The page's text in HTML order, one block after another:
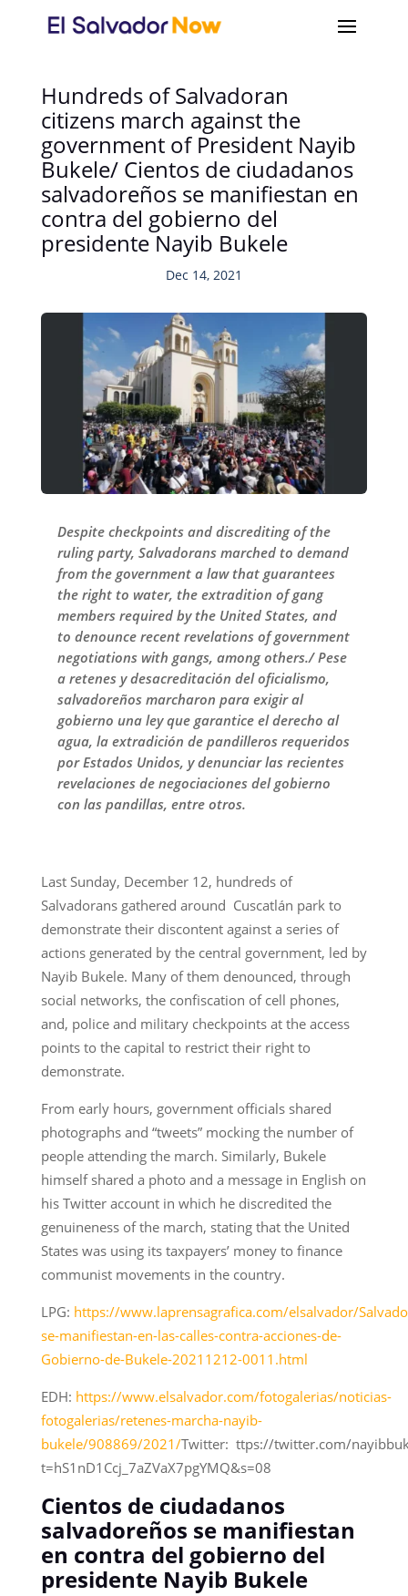
Hundreds of Salvadoran
citizens march against the
government of President Nayib
Bukele/ Cientos de ciudadanos
salvadoreños se manifiestan en
contra del gobierno del
presidente Nayib Bukele
Dec 14, 2021
Despite checkpoints and discrediting of the
ruling party, Salvadorans marched to demand
from the government a law that guarantees
the right to water, the extradition of gang
members required by the United States, and
to denounce recent revelations of government
negotiations with gangs, among others./ Pese
a retenes y desacreditación del oficialismo,
salvadoreños marcharon para exigir al
gobierno una ley que garantice el derecho al
agua, la extradición de pandilleros requeridos
por Estados Unidos, y denunciar las recientes
revelaciones de negociaciones del gobierno
con las pandillas, entre otros.
Last Sunday, December 12, hundreds of
Salvadorans gathered around Cuscatlán park to
demonstrate their discontent against a series of
actions generated by the central government, led by
Nayib Bukele. Many of them denounced, through
social networks, the confiscation of cell phones,
and, police and military checkpoints at the access
points to the capital to restrict their right to
demonstrate.
From early hours, government officials shared
photographs and “tweets” mocking the number of
people attending the march. Similarly, Bukele
himself shared a photo and a message in English on
his Twitter account in which he discredited the
genuineness of the march, stating that the United
States was using its taxpayers’ money to finance
communist movements in the country.
LPG: https://www.laprensagrafica.com/elsalvador/
se-manifiestan-en-las-calles-contra-acciones-de-
Gobierno-de-Bukele-20211212-0011.html
EDH: https://www.elsalvador.com/fotogalerias/noticias-
fotogalerias/retenes-marcha-nayib-
bukele/908869/2021/Twitter: ttps://twitter.com/
t=hS1nD1Ccj_7aZVaX7pgYMQ&s=08
Cientos de ciudadanos
salvadoreños se manifiestan
en contra del gobierno del
presidente Nayib Bukele